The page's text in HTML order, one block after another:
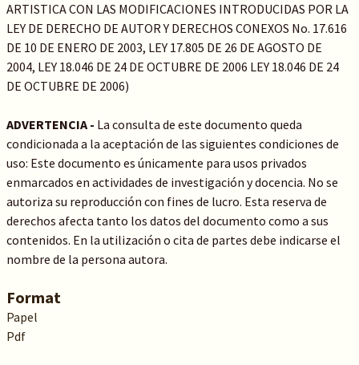
ARTISTICA CON LAS MODIFICACIONES INTRODUCIDAS POR LA
LEY DE DERECHO DE AUTOR Y DERECHOS CONEXOS No. 17.616
DE 10 DE ENERO DE 2003, LEY 17.805 DE 26 DE AGOSTO DE
2004, LEY 18.046 DE 24 DE OCTUBRE DE 2006 LEY 18.046 DE 24
DE OCTUBRE DE 2006)
ADVERTENCIA - La consulta de este documento queda
condicionada a la aceptación de las siguientes condiciones de
uso: Este documento es únicamente para usos privados
enmarcados en actividades de investigación y docencia. No se
autoriza su reproducción con fines de lucro. Esta reserva de
derechos afecta tanto los datos del documento como a sus
contenidos. En la utilización o cita de partes debe indicarse el
nombre de la persona autora.
Format
Papel
Pdf